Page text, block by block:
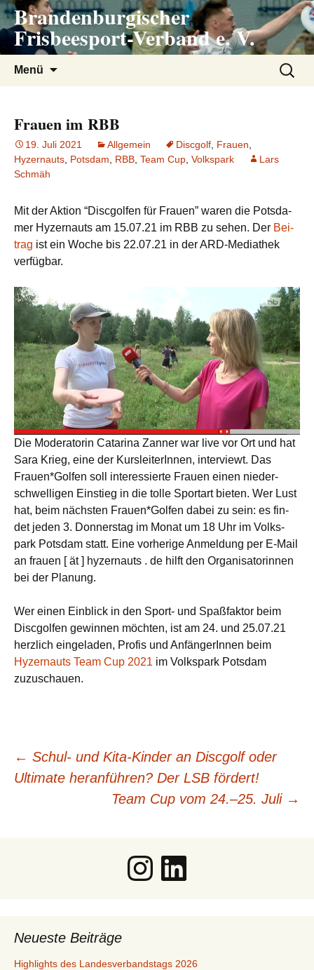
Zum
Inhalt
springen
Brandenburgischer
Frisbeesport-Verband e. V.
Menü
Suchen
nach:
Frauen im RBB
19. Juli 2021 Allgemein Discgolf Frauen
Hyzernauts Potsdam RBB Team Cup Volkspark
Lars
Schmäh
Mit der Akti­on “Disc­gol­fen für Frau­en” waren die Pots­da­
mer Hyzer­n­auts am 15.07.21 im RBB zu sehen. Der Bei­
trag ist ein Woche bis 22.07.21 in der ARD-Media­thek
verfügbar.
Die Mode­ra­to­rin Cata­ri­na Zan­ner war live vor Ort und hat
Sara Krieg, eine der Kurs­lei­te­rIn­nen, inter­viewt. Das
Frauen*Golfen soll inter­es­sier­te Frau­en einen nie­der­
schwel­li­gen Ein­stieg in die tol­le Sport­art bie­ten. Wer Lust
hat, beim nächs­ten Frauen*Golfen dabei zu sein: es fin­
det jeden 3. Don­ners­tag im Monat um 18 Uhr im Volks­
park Pots­dam statt. Eine vor­he­ri­ge Anmel­dung per E‑Mail
an frau­en [ ät ] hyzer­n­auts . de hilft den Orga­ni­sa­to­rin­nen
bei der Planung.
Wer einen Ein­blick in den Sport- und Spaß­fak­tor beim
Disc­gol­fen gewin­nen möch­ten, ist am 24. und 25.07.21
herz­lich ein­ge­la­den, Pro­fis und Anfän­ge­rIn­nen beim
Hyzer­n­auts Team Cup 2021 im Volks­park Pots­dam
zuzuschauen.
Beitragsnavigation
← Schul- und Kita-Kinder an Discgolf oder
Ultimate heranführen? Der LSB fördert!
Team Cup vom 24.–25. Juli →
Instagram
LinkedIn
Neueste Beiträge
Highlights des Landesverbandstags 2026